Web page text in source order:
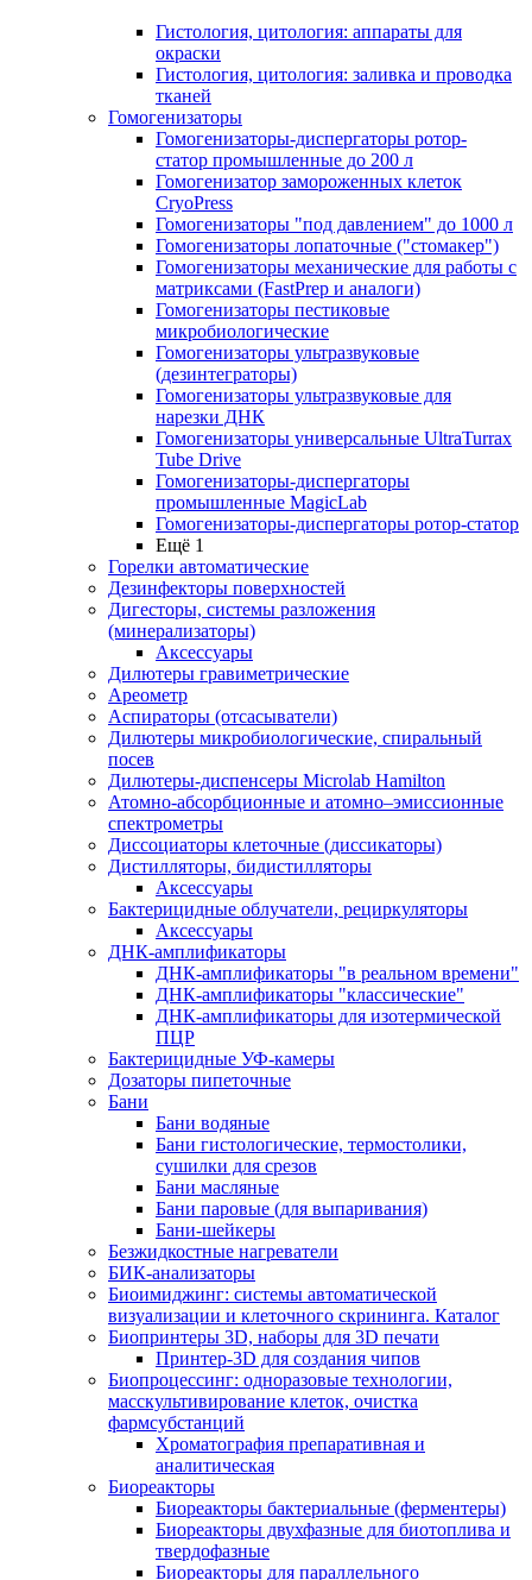
Гистология, цитология: аппараты для
окраски
Гистология, цитология: заливка и проводка
тканей
Гомогенизаторы
Гомогенизаторы-диспергаторы ротор-
статор промышленные до 200 л
Гомогенизатор замороженных клеток
CryoPress
Гомогенизаторы "под давлением" до 1000 л
Гомогенизаторы лопаточные ("стомакер")
Гомогенизаторы механические для работы с
матриксами (FastPrep и аналоги)
Гомогенизаторы пестиковые
микробиологические
Гомогенизаторы ультразвуковые
(дезинтеграторы)
Гомогенизаторы ультразвуковые для
нарезки ДНК
Гомогенизаторы универсальные UltraTurrax
Tube Drive
Гомогенизаторы-диспергаторы
промышленные MagicLab
Гомогенизаторы-диспергаторы ротор-статор
Ещё 1
Горелки автоматические
Дезинфекторы поверхностей
Дигесторы, системы разложения
(минерализаторы)
Аксессуары
Дилютеры гравиметрические
Ареометр
Аспираторы (отсасыватели)
Дилютеры микробиологические, спиральный
посев
Дилютеры-диспенсеры Microlab Hamilton
Атомно-абсорбционные и атомно–эмиссионные
спектрометры
Диссоциаторы клеточные (диссикаторы)
Дистилляторы, бидистилляторы
Аксессуары
Бактерицидные облучатели, рециркуляторы
Аксессуары
ДНК-амплификаторы
ДНК-амплификаторы "в реальном времени"
ДНК-амплификаторы "классические"
ДНК-амплификаторы для изотермической
ПЦР
Бактерицидные УФ-камеры
Дозаторы пипеточные
Бани
Бани водяные
Бани гистологические, термостолики,
сушилки для срезов
Бани масляные
Бани паровые (для выпаривания)
Бани-шейкеры
Безжидкостные нагреватели
БИК-анализаторы
Биоимиджинг: системы автоматической
визуализации и клеточного скрининга. Каталог
Биопринтеры 3D, наборы для 3D печати
Принтер-3D для создания чипов
Биопроцессинг: одноразовые технологии,
масскультивирование клеток, очистка
фармсубстанций
Хроматография препаративная и
аналитическая
Биореакторы
Биореакторы бактериальные (ферментеры)
Биореакторы двухфазные для биотоплива и
твердофазные
Биореакторы для параллельного